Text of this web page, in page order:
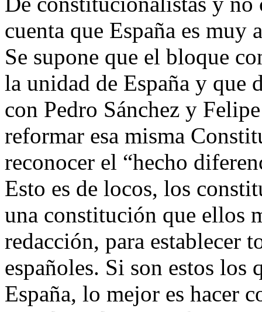
cuenta que España es
Se supone que el bloque
la unidad de España y que
con Pedro Sánchez y
reformar esa misma
reconocer el “hecho
Esto es de locos, los
una constitución que ellos
redacción, para establecer
españoles. Si son estos los
España, lo mejor es hacer